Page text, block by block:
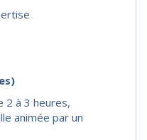
2 à 3 heures,
animée par un